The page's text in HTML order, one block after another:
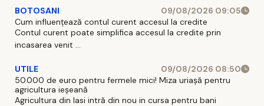
BOTOSANI
09/08/2026 09:05
Cum influențează contul curent accesul la credite
Contul curent poate simplifica accesul la credite prin
incasarea venit ...
UTILE
09/08/2026 08:50
50.000 de euro pentru fermele mici! Miza uriașă pentru
agricultura ieșeană
Agricultura din Iasi intră din nou in cursa pentru bani